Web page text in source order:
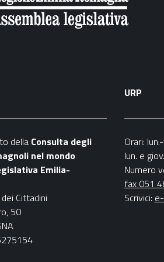
della Consulta degli
nel mondo
Emilia-
Cittadini
50
URP
Orari:
lun. e
Numero
fax 051
Scrivici: